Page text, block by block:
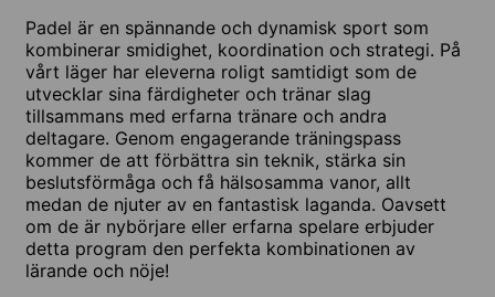
Padel är en spännande och dynamisk sport som
kombinerar smidighet, koordination och strategi. På
vårt läger har eleverna roligt samtidigt som de
utvecklar sina färdigheter och tränar slag
tillsammans med erfarna tränare och andra
deltagare. Genom engagerande träningspass
kommer de att förbättra sin teknik, stärka sin
beslutsförmåga och få hälsosamma vanor, allt
medan de njuter av en fantastisk laganda. Oavsett
om de är nybörjare eller erfarna spelare erbjuder
detta program den perfekta kombinationen av
lärande och nöje!